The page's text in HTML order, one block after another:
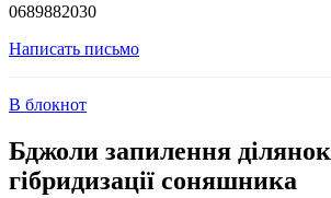
0689882030
Написать письмо
В блокнот
Бджоли запилення ділянок
гібридизації соняшника